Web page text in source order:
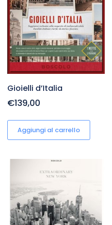
Gioielli d’Italia
€139,00
Aggiungi al carrello